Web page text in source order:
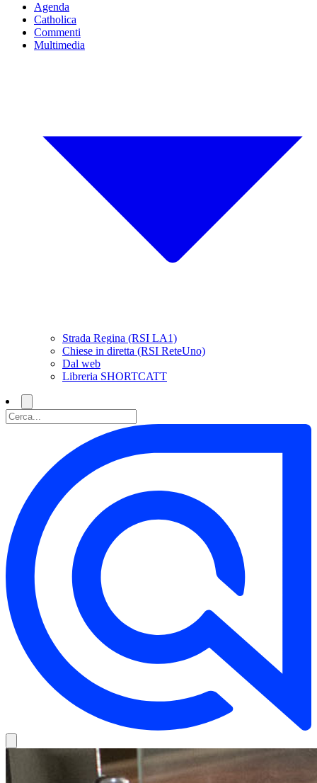
Agenda
Catholica
Commenti
Multimedia
Strada Regina (RSI LA1)
Chiese in diretta (RSI ReteUno)
Dal web
Libreria SHORTCATT